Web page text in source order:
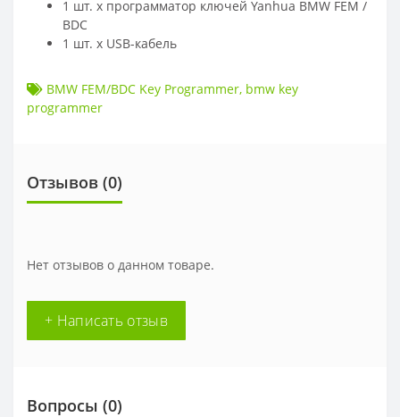
1 шт. x программатор ключей Yanhua BMW FEM /
BDC
1 шт. x USB-кабель
BMW FEM/BDC Key Programmer, bmw key
programmer
Отзывов (0)
Нет отзывов о данном товаре.
+ Написать отзыв
Вопросы (0)